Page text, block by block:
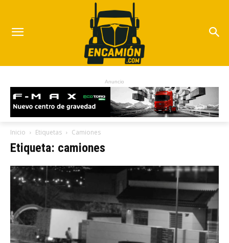
Anuncio
Inicio Etiquetas Camiones
Etiqueta: camiones